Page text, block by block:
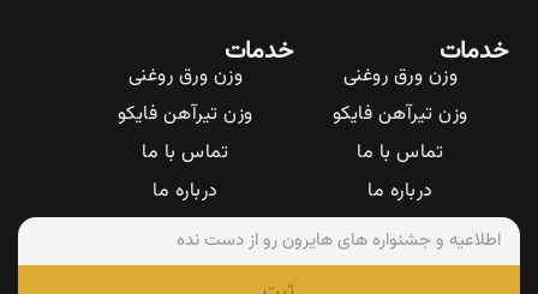
خدمات
وزن ورق روغنی
وزن تیرآهن فایکو
تماس با ما
درباره ما
خدمات
وزن ورق روغنی
وزن تیرآهن فایکو
تماس با ما
درباره ما